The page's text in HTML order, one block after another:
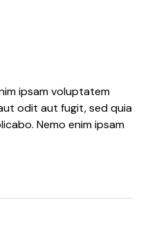
ipsam voluptatem
odit aut fugit, sed quia
Nemo enim ipsam